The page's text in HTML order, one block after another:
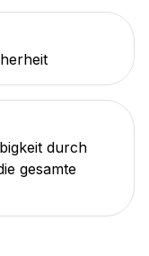
durch
gesamte